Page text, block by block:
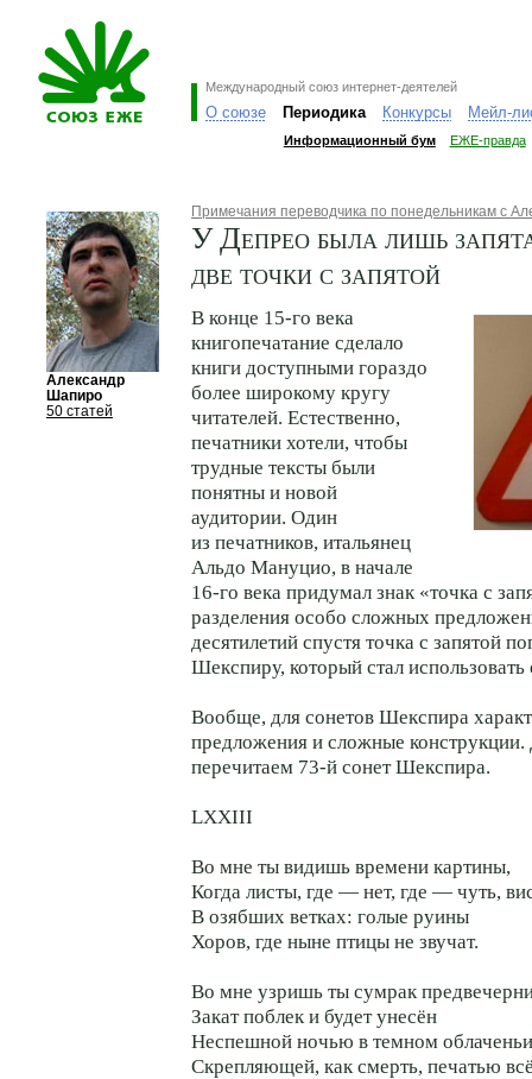
Международный союз интернет-деятелей
О союзе Периодика Конкурсы Мейл-
Информационный бум ЕЖЕ-правда
Александр
Шапиро
50 статей
Примечания переводчика по понедельникам с
У Депрео была лишь
две точки с запятой
В конце 15-го века
книгопечатание сделало
книги доступными гораздо
более широкому кругу
читателей. Естественно,
печатники хотели, чтобы
трудные тексты были
понятны и новой
аудитории. Один
из печатников, итальянец
Альдо Мануцио, в начале
16-го века придумал знак «точка с
разделения особо сложных
десятилетий спустя точка с запятой
Шекспиру, который стал использовать
Вообще, для сонетов Шекспира
предложения и сложные
перечитаем 73-й сонет Шекспира.
LXXIII
Во мне ты видишь времени картины,
Когда листы, где — нет, где — чуть,
В озябших ветках: голые руины
Хоров, где ныне птицы не звучат.
Во мне узришь ты сумрак
Закат поблек и будет унесён
Неспешной ночью в темном
Скрепляющей, как смерть, печатью